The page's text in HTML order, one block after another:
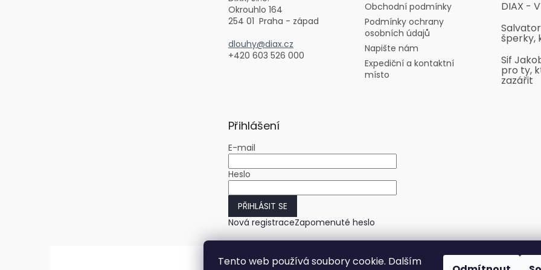
Tento web používá soubory cookie. Dalším
Okrouhlo 164
254 01 Praha - západ
dlouhy@diax.cz
+420 603 526 000
Obchodní podmínky
Podmínky ochrany
osobních údajů
Napište nám
Expediční a kontaktní
místo
DIAX -
šperky,
Sif
pro ty,
zazářit
Přihlášení
E-mail
Heslo
PŘIHLÁSIT SE
Nová registraceZapomenuté heslo